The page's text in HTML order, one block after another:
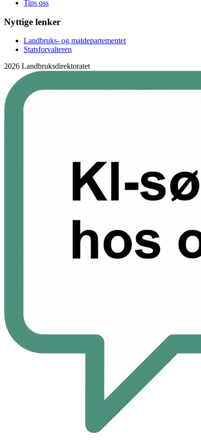
Tips oss
Nyttige lenker
Landbruks- og matdepartementet
Statsforvalteren
2026 Landbruksdirektoratet